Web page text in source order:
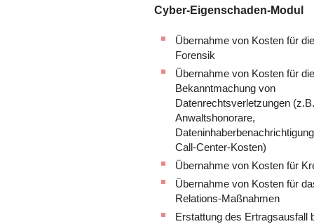
Cyber-Eigenschaden-Modul
Übernahme von Kosten für
Forensik
Übernahme von Kosten für
Bekanntmachung von
Datenrechtsverletzungen (z.B.
Anwaltshonorare,
Call-Center-Kosten)
Übernahme von Kosten für
Übernahme von Kosten für
Relations-Maßnahmen
Erstattung des Ertragsausfall